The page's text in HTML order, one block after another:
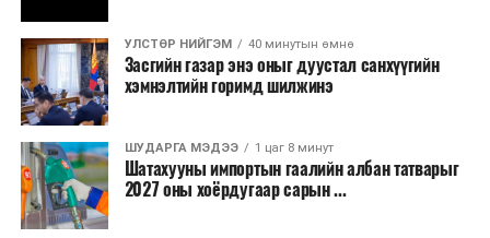
байна.
ТЭРЭЛЖ ОРЧМООР:Багавтар үүлтэй.
Бороо орохгүй. Салхи баруун хойноос
секундэд 4-9 метр. 25-27 хэм дулаан
байна.
2026 оны наймдугаар сарын 07-ноос
УЛСТӨР НИЙГЭМ 40 минутын өмнө
Засгийн газар энэ оныг дуустал санхүүгийн
хэмнэлтийн горимд шилжинэ
ШУДАРГА МЭДЭЭ 1 цаг 8 минут
Шатахууны импортын гаалийн албан татварыг
2027 оны хоёрдугаар сарын ...